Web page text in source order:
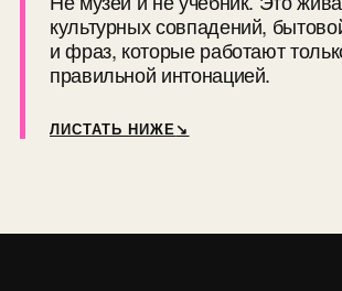
культурных совпадений,
и фраз, которые работают
правильной интонацией.
ЛИСТАТЬ НИЖЕ↘